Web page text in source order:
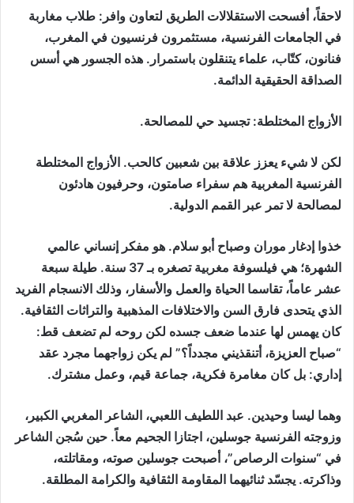
لاحقاً، أفسحت الاستقلالات الطريق لتعاون وافر: طلاب مغاربة
في الجامعات الفرنسية، مستثمرون فرنسيون في المغرب،
فنانون، كتّاب، علماء يتنقلون باستمرار. هذه الجسور هي أسس
الصداقة الحقيقية الدائمة.
الأزواج المختلطة: تجسيد حي للمصالحة.
لكن لا شيء يعزز علاقة بين شعبين كالحب. الأزواج المختلطة
الفرنسية المغربية هم سفراء صامتون، وحرفيون هادئون
لمصالحة لا تمر عبر القمم الدولية.
خذوا إدغار موران وصباح أبو سلام. هو مفكر إنساني عالمي
الشهرة؛ هي فيلسوفة مغربية تصغره بـ 37 سنة. طيلة سبعة
عشر عاماً، تقاسما الحياة والعمل والأسفار، وذلك الانسجام الفريد
الذي يتحدى فارق السن والاختلافات المذهبية والتراثات الثقافية.
كان يهمس لها عندما ضعف جسده لكن روحه لم تضعف قط:
“صباح العزيزة، أتنقذيني مجدداً؟” لم يكن زواجهما مجرد عقد
إداري: بل كان مغامرة فكرية، جماعة قيم، وعمل مشترك.
وهما ليسا وحيدين. عبد اللطيف اللعبي، الشاعر المغربي الكبير،
وزوجته الفرنسية جوسلين، اجتازا الجحيم معاً. حين سُجن الشاعر
في “سنوات الرصاص”، أصبحت جوسلين صوته، ومقاتلته،
وذاكرته. يجسّد ثنائيهما المقاومة الثقافية والكرامة المطلقة.